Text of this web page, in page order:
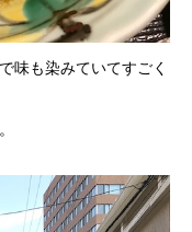
味も染みていてすごく